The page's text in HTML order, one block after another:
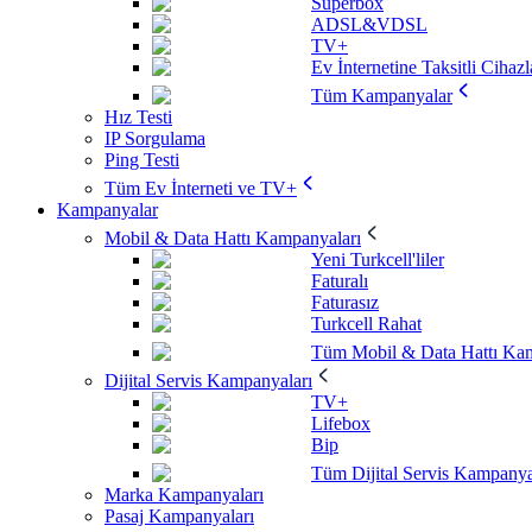
ADSL&VDSL
TV+
Ev İnternetine Taksitli
Tüm Kampanyalar
Hız Testi
IP Sorgulama
Ping Testi
Tüm Ev İnterneti ve TV+
Kampanyalar
Mobil & Data Hattı Kampanyaları
Yeni Turkcell'liler
Faturalı
Faturasız
Turkcell Rahat
Tüm Mobil & Data Hattı
Dijital Servis Kampanyaları
TV+
Lifebox
Bip
Tüm Dijital Servis
Marka Kampanyaları
Pasaj Kampanyaları